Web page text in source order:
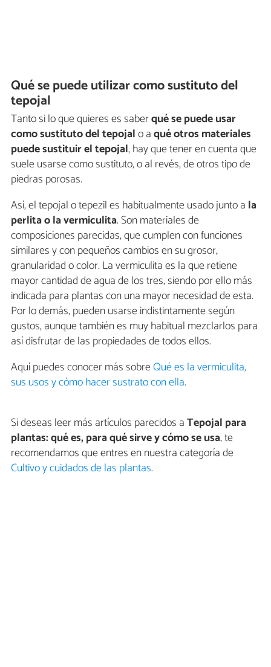
Qué se puede utilizar como sustituto del
tepojal
Tanto si lo que quieres es saberqué se puede usar
como sustituto del tepojalo aqué otros materiales
puede sustituir el tepojal, hay que tener en cuenta que
suele usarse como sustituto, o al revés, de otros tipo de
piedras porosas.
Así, el tepojal o tepezil es habitualmente usado junto a la
perlita o la vermiculita. Son materiales de
composiciones parecidas, que cumplen con funciones
similares y con pequeños cambios en su grosor,
granularidad o color. La vermiculita es la que retiene
mayor cantidad de agua de los tres, siendo por ello más
indicada para plantas con una mayor necesidad de esta.
Por lo demás, pueden usarse indistintamente según
gustos, aunque también es muy habitual mezclarlos para
así disfrutar de las propiedades de todos ellos.
Aquí puedes conocer más sobreQué es la vermiculita,
sus usos y cómo hacer sustrato con ella.
Si deseas leer más artículos parecidos aTepojal para
plantas: qué es, para qué sirve y cómo se usa, te
recomendamos que entres en nuestra categoría de
Cultivo y cuidados de las plantas.